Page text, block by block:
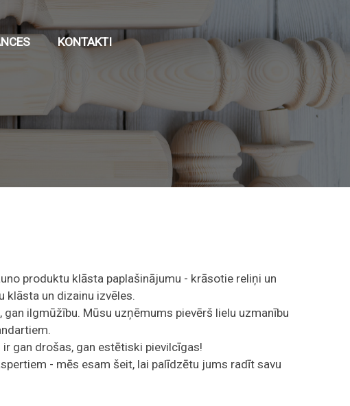
KONTAKTI
produktu klāsta paplašinājumu - krāsotie reliņi un
klāsta un dizainu izvēles.
ilgmūžību. Mūsu uzņēmums pievērš lielu uzmanību
gan drošas, gan estētiski pievilcīgas!
- mēs esam šeit, lai palīdzētu jums radīt savu